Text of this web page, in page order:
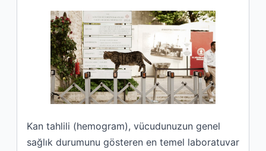
Kan tahlili (hemogram), vücudunuzun genel
sağlık durumunu gösteren en temel laboratuvar